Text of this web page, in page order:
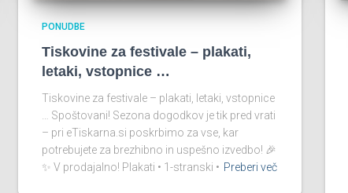
PONUDBE
Tiskovine za festivale – plakati,
letaki, vstopnice …
Tiskovine za festivale – plakati, letaki, vstopnice
… Spoštovani! Sezona dogodkov je tik pred vrati
– pri eTiskarna.si poskrbimo za vse, kar
potrebujete za brezhibno in uspešno izvedbo! 🎉
✨ V prodajalno! Plakati • 1-stranski • Preberi več